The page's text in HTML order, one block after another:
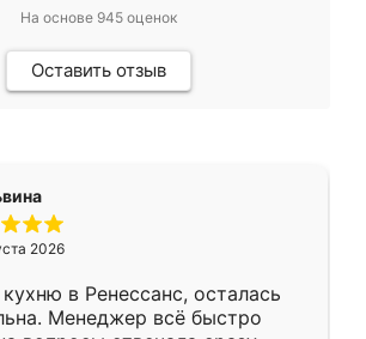
На основе 945оценок
Оставить отзыв
2026
в Ренессанс, осталась
Менеджер всё быстро